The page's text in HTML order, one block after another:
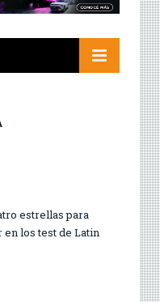
estrellas para
en los test de Latin